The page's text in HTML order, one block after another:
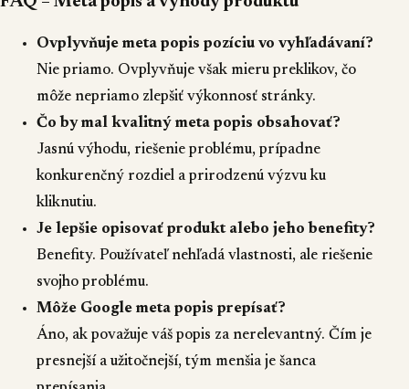
Ovplyvňuje meta popis pozíciu vo vyhľadávaní?
Nie priamo. Ovplyvňuje však mieru preklikov, čo
môže nepriamo zlepšiť výkonnosť stránky.
Čo by mal kvalitný meta popis obsahovať?
Jasnú výhodu, riešenie problému, prípadne
konkurenčný rozdiel a prirodzenú výzvu ku
kliknutiu.
Je lepšie opisovať produkt alebo jeho benefity?
Benefity. Používateľ nehľadá vlastnosti, ale riešenie
svojho problému.
Môže Google meta popis prepísať?
Áno, ak považuje váš popis za nerelevantný. Čím je
presnejší a užitočnejší, tým menšia je šanca